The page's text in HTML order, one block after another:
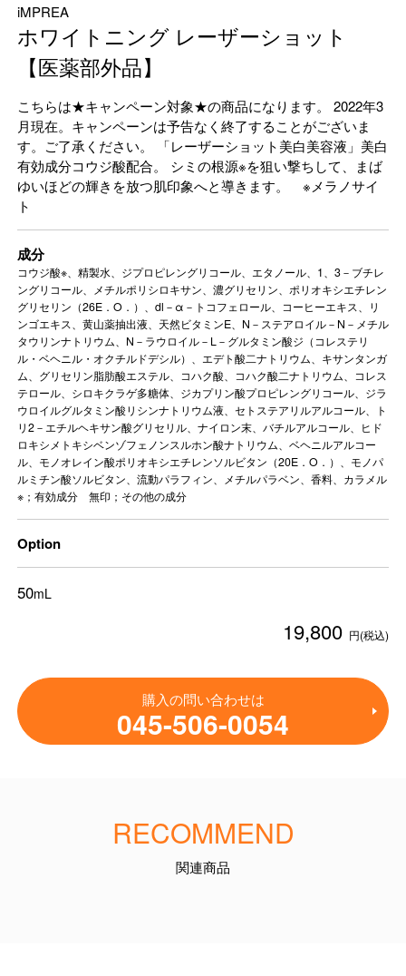
iMPREA
ホワイトニング レーザーショット
【医薬部外品】
こちらは★キャンペーン対象★の商品になります。 2022年3
月現在。キャンペーンは予告なく終了することがございま
す。ご了承ください。 「レーザーショット美白美容液」美白
有効成分コウジ酸配合。 シミの根源※を狙い撃ちして、まば
ゆいほどの輝きを放つ肌印象へと導きます。 ※メラノサイ
ト
成分
コウジ酸※、精製水、ジプロピレングリコール、エタノール、1、3－ブチレ
ングリコール、メチルポリシロキサン、濃グリセリン、ポリオキシエチレン
グリセリン（26E．O．）、dl－α－トコフェロール、コーヒーエキス、リ
ンゴエキス、黄山薬抽出液、天然ビタミンE、N－ステアロイル－N－メチル
タウリンナトリウム、N－ラウロイル－L－グルタミン酸ジ（コレステリ
ル・ベヘニル・オクチルドデシル）、エデト酸二ナトリウム、キサンタンガ
ム、グリセリン脂肪酸エステル、コハク酸、コハク酸二ナトリウム、コレス
テロール、シロキクラゲ多糖体、ジカプリン酸プロピレングリコール、ジラ
ウロイルグルタミン酸リシンナトリウム液、セトステアリルアルコール、ト
リ2－エチルヘキサン酸グリセリル、ナイロン末、バチルアルコール、ヒド
ロキシメトキシベンゾフェノンスルホン酸ナトリウム、ベヘニルアルコー
ル、モノオレイン酸ポリオキシエチレンソルビタン（20E．O．）、モノパ
ルミチン酸ソルビタン、流動パラフィン、メチルパラベン、香料、カラメル
※；有効成分 無印；その他の成分
Option
50mL
19,800 円(税込)
購入の問い合わせは
045-506-0054
RECOMMEND
関連商品